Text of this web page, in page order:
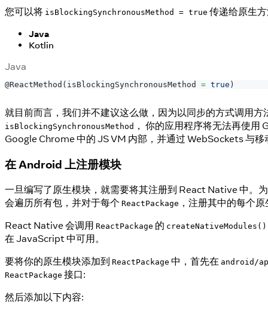
您可以将 isBlockingSynchronousMethod = true 传递给原生
Java
Kotlin
Java
@ReactMethod ( isBlockingSynchronousMethod = true )
就目前而言，我们并不建议这么做，因为以同步的方式调用
isBlockingSynchronousMethod ， 你的应用程序将无法再使
Google Chrome 中的 JS VM 内部，并通过 WebSockets 与
在 Android 上注册模块
一旦编写了原生模块，就需要将其注册到 React Native 中。
会遍历所有包，并对于每个 ReactPackage ，注册其中的每个
React Native 会调用 ReactPackage 的 createNativeModules()
在 JavaScript 中可用。
要将你的原生模块添加到 ReactPackage 中，首先在 android/
ReactPackage 接口:
然后添加以下内容: